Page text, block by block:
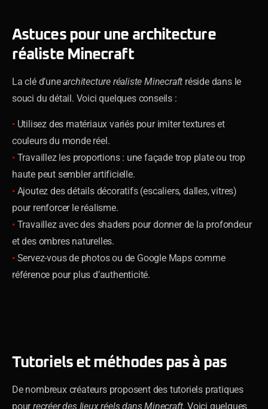
Astuces pour une architecture
réaliste Minecraft
La clé d’unearchitecture réaliste Minecraft réside dans le
souci du détail. Voici quelques conseils :
• Utilisez des matériaux variés pour imiter textures et
couleurs du monde réel.
• Travaillez les proportions : une façade trop plate ou trop
haute peut sembler artificielle.
• Ajoutez des détails décoratifs (escaliers, dalles, vitres)
pour renforcer le réalisme.
• Travaillez avec des shaders pour donner de la profondeur
et des ombres naturelles.
• Servez-vous de photos ou de Google Maps comme
référence pour plus d’authenticité.
Tutoriels et méthodes pas à pas
De nombreux créateurs proposent des tutoriels pratiques
pourrecréer des lieux réels dans Minecraft. Voici quelques